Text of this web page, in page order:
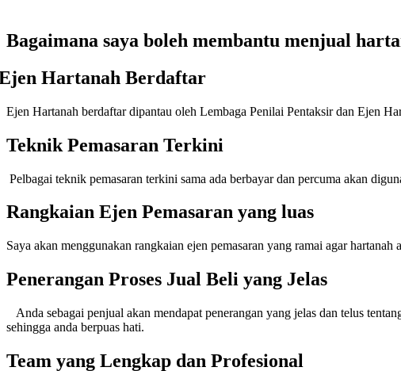
Bagaimana saya boleh membantu menjual
Hartanah Berdaftar
Ejen Hartanah berdaftar dipantau oleh Lembaga Penilai Pentaksir dan Ejen
Teknik Pemasaran Terkini
teknik pemasaran terkini sama ada berbayar dan percuma akan
Rangkaian Ejen Pemasaran yang luas
akan menggunakan rangkaian ejen pemasaran yang ramai agar hartanah
Penerangan Proses Jual Beli yang Jelas
sebagai penjual akan mendapat penerangan yang jelas dan telus tentang
sehingga anda berpuas hati.
Team yang Lengkap dan Profesional